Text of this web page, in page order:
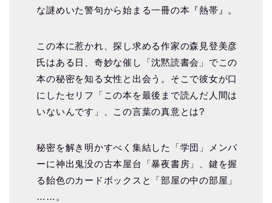
な謎めいた警句から始まる一冊の本『熱帯』。
この本に惹かれ、探し求める作家の森見登美彦
氏はある日、奇妙な催し「沈黙読書会」でこの
本の秘密を知る女性と出会う。そこで彼女が口
にしたセリフ「この本を最後まで読んだ人間は
いないんです」、この言葉の真意とは?
秘密を解き明かすべく集結した「学団」メンバ
ーに神出鬼没の古本屋台「暴夜書房」、鍵を握
る飴色のカードボックスと「部屋の中の部屋」
……。